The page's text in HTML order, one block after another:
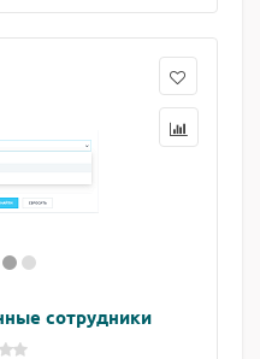
сотрудники